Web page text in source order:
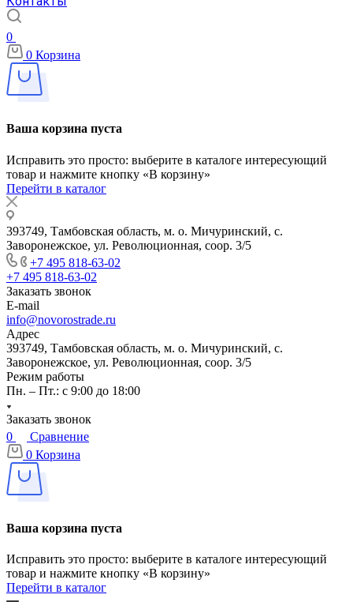
0
0 Корзина
Ваша корзина пуста
Исправить это просто: выберите в каталоге интересующий
товар и нажмите кнопку «В корзину»
Перейти в каталог
393749, Тамбовская область, м. о. Мичуринский, с.
Заворонежское, ул. Революционная, соор. 3/5
+7 495 818-63-02
+7 495 818-63-02
Заказать звонок
E-mail
info@novorostrade.ru
Адрес
393749, Тамбовская область, м. о. Мичуринский, с.
Заворонежское, ул. Революционная, соор. 3/5
Режим работы
Пн. – Пт.: с 9:00 до 18:00
Заказать звонок
0
Сравнение
0 Корзина
Ваша корзина пуста
Исправить это просто: выберите в каталоге интересующий
товар и нажмите кнопку «В корзину»
Перейти в каталог